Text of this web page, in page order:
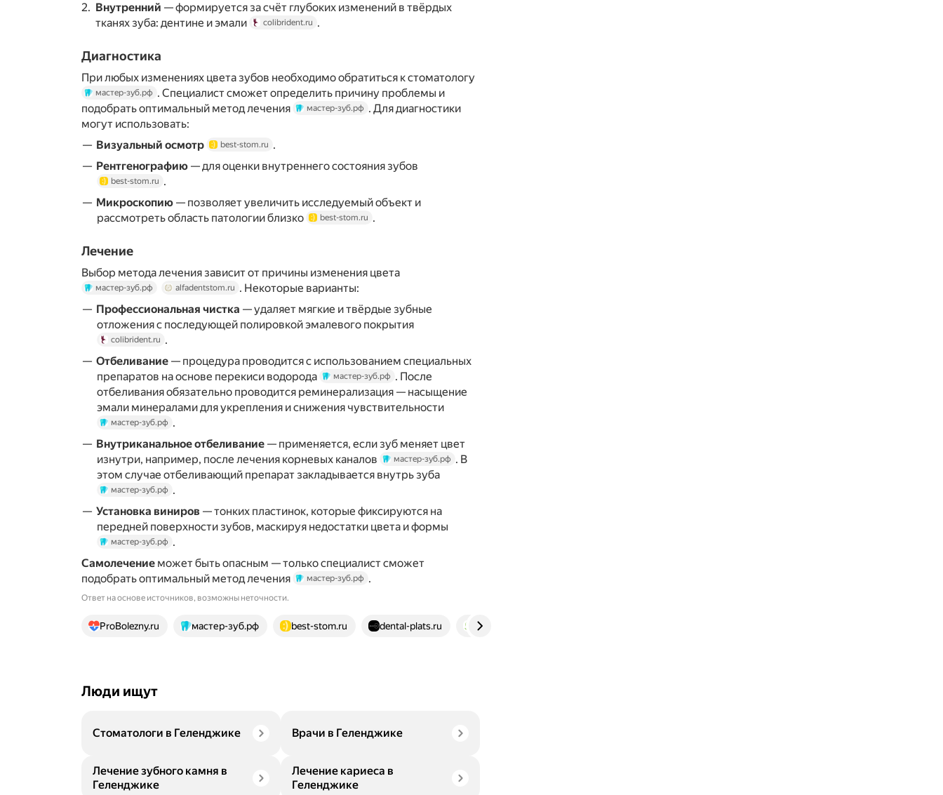
Внутренний — формируется за счёт глубоких изменений в твёрдых
тканях зуба: дентине и эмали
colibrident.ru .
Диагностика
При любых изменениях цвета зубов необходимо обратиться к стоматологу
мастер-зуб.рф . Специалист сможет определить причину проблемы и
подобрать оптимальный метод лечения
мастер-зуб.рф . Для диагностики
могут использовать:
Визуальный осмотр
best-stom.ru .
Рентгенографию — для оценки внутреннего состояния зубов
best-stom.ru .
Микроскопию — позволяет увеличить исследуемый объект и
рассмотреть область патологии близко
best-stom.ru .
Лечение
Выбор метода лечения зависит от причины изменения цвета
мастер-зуб.рф alfadentstom.ru . Некоторые варианты:
Профессиональная чистка — удаляет мягкие и твёрдые зубные
отложения с последующей полировкой эмалевого покрытия
colibrident.ru .
Отбеливание — процедура проводится с использованием специальных
препаратов на основе перекиси водорода
мастер-зуб.рф . После
отбеливания обязательно проводится реминерализация — насыщение
эмали минералами для укрепления и снижения чувствительности
мастер-зуб.рф .
Внутриканальное отбеливание — применяется, если зуб меняет цвет
изнутри, например, после лечения корневых каналов
мастер-зуб.рф . В
этом случае отбеливающий препарат закладывается внутрь зуба
мастер-зуб.рф .
Установка виниров — тонких пластинок, которые фиксируются на
передней поверхности зубов, маскируя недостатки цвета и формы
мастер-зуб.рф .
Самолечение может быть опасным — только специалист сможет
подобрать оптимальный метод лечения
мастер-зуб.рф .
Ответ на основе источников, возможны неточности.
18 источников
ProBolezny.ru мастер-зуб.рф best-stom.ru dental-plats.ru dentalroott.ru
Люди ищут
Стоматологи в Геленджике Врачи в Геленджике
Лечение зубного камня в
Геленджике
Лечение кариеса в
Геленджике